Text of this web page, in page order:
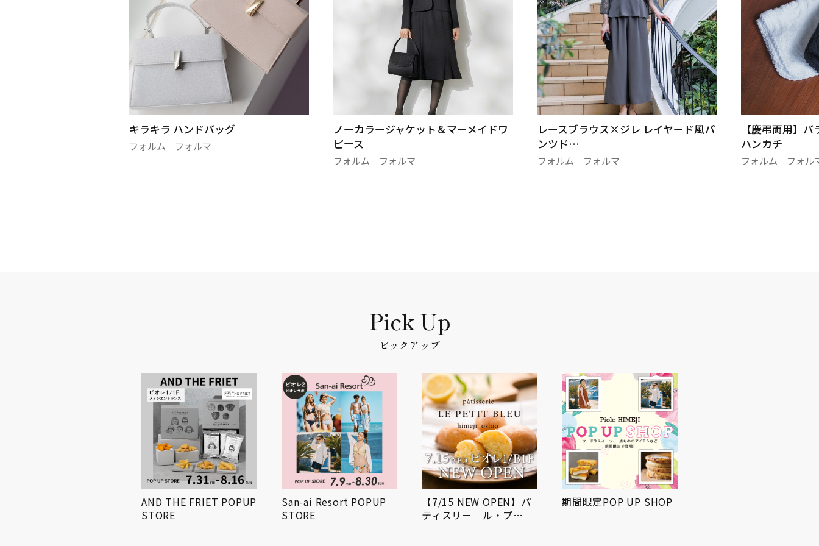
キラキラ ハンドバッグ
フォルム フォルマ
ノーカラージャケット＆マーメイドワ
ピース
フォルム フォルマ
レースブラウス×ジレ レイヤード風パ
ンツド…
フォルム フォルマ
【慶弔両用】バ
ハンカチ
フォルム フォルマ
ピックアップ
AND THE FRIET POPUP
STORE
San-ai Resort POPUP
STORE
【7/15 NEW OPEN】パ
ティスリー ル・プ…
期間限定POP UP SHOP